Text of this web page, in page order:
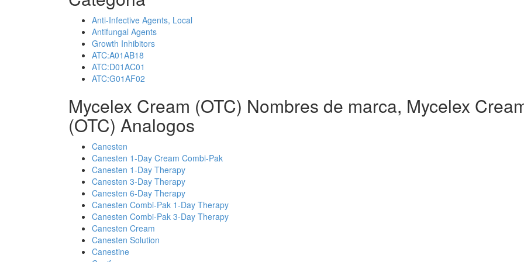
Anti-Infective Agents, Local
Antifungal Agents
Growth Inhibitors
ATC:A01AB18
ATC:D01AC01
ATC:G01AF02
Mycelex Cream (OTC) Nombres de marca, Mycelex
(OTC) Analogos
Canesten
Canesten 1-Day Cream Combi-Pak
Canesten 1-Day Therapy
Canesten 3-Day Therapy
Canesten 6-Day Therapy
Canesten Combi-Pak 1-Day Therapy
Canesten Combi-Pak 3-Day Therapy
Canesten Cream
Canesten Solution
Canestine